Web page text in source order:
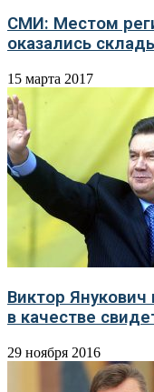
СМИ: Местом
оказались
15 марта 2017
Виктор
в качестве
29 ноября 2016